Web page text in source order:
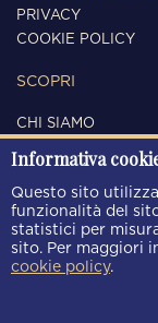
PRIVACY
COOKIE POLICY
SCOPRI
CHI SIAMO
CONTATTI
SEGUICI
Informativa
Questo sito
funzionalità del
statistici per
sito. Per maggiori
cookie policy.